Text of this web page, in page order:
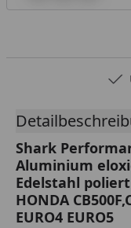
Shark
Aluminium
Edelstahl
HONDA
EURO4 EURO5